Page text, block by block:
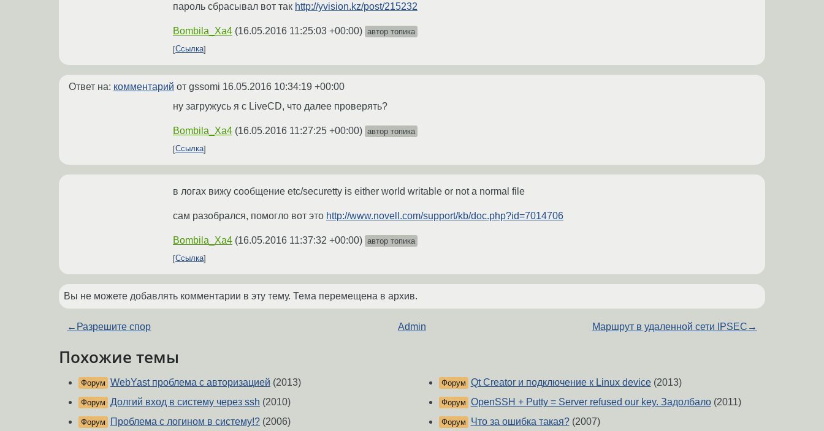
пароль сбрасывал вот так http://yvision.kz/post/215232
Bombila_Xa4 (16.05.2016 11:25:03 +00:00) автор топика
Ссылка
Ответ на: комментарий от gssomi 16.05.2016 10:34:19 +00:00
ну загружусь я с LiveCD, что далее проверять?
Bombila_Xa4 (16.05.2016 11:27:25 +00:00) автор топика
Ссылка
в логах вижу сообщение etc/securetty is either world writable or not a normal file
сам разобрался, помогло вот это http://www.novell.com/support/kb/doc.php?id=7014706
Bombila_Xa4 (16.05.2016 11:37:32 +00:00) автор топика
Ссылка
Вы не можете добавлять комментарии в эту тему. Тема перемещена в архив.
← Разрешите спор Admin Маршрут в удаленной сети IPSEC →
Похожие темы
Форум WebYast проблема с авторизацией (2013)
Форум Долгий вход в систему через ssh (2010)
Форум Проблема с логином в систему!? (2006)
Форум Qt Creator и подключение к Linux device(2013)
Форум OpenSSH + Putty = Server refused our key. Задолбало(2011)
Форум Что за ошибка такая?(2007)